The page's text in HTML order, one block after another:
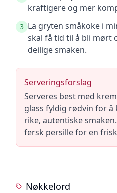
kraftigere og mer
3 La gryten småkoke i
skal få tid til å bli mørt
deilige smaken.
Serveringsforslag
Serveres best med
glass fyldig rødvin for
rike, autentiske
fersk persille for en
Nøkkelord